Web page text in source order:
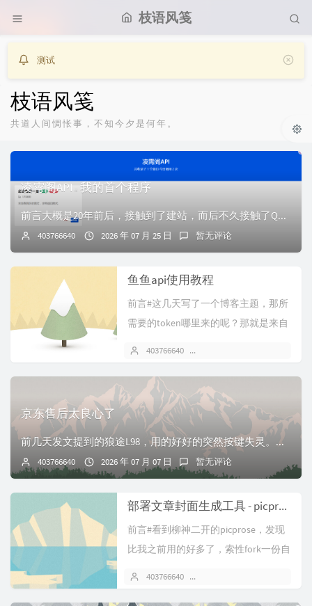
枝语风笺
测试
枝语风笺
共道人间惆怅事，不知今夕是何年。
凌霄阁API - 我的首个程序
前言大概是20年前后，接触到了建站，而后不久接触了QQ机器人。因为QQ机器人的部分功能需要通过接口实现，就这样我接触到了一些API站点，韩小韩API、独角...
403766640 2026 年 07 月 25 日 暂无评论
鱼鱼api使用教程
前言#这几天写了一个博客主题，那所
需要的token哪里来的呢？那就是来自
403766640
京东售后太良心了
前几天发文提到的狼途L98，用的好好的突然按键失灵。当时以为调好了，后来发现还是会100%复现问题，只不过是问题周期延长了。想起当时加钱买了京东延保，于是...
403766640 2026 年 07 月 07 日 暂无评论
部署文章封面生成工具 - picprose
前言#看到柳神二开的picprose，发现
比我之前用的好多了，索性fork一份自
403766640